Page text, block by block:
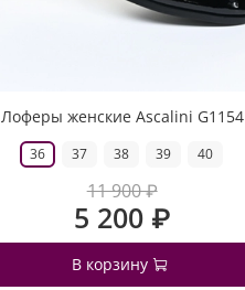
Лоферы женские Ascalini G1154
36 37 38 39 40
11 900 ₽
5 200 ₽
В корзину